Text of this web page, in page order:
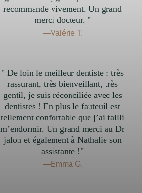
recommande vivement. Un grand
merci docteur. "
—Valérie T.
" De loin le meilleur dentiste : très
rassurant, très bienveillant, très
gentil, je suis réconciliée avec les
dentistes ! En plus le fauteuil est
tellement confortable que j’ai failli
m’endormir. Un grand merci au Dr
jalon et également à Nathalie son
assistante !"
—Emma G.